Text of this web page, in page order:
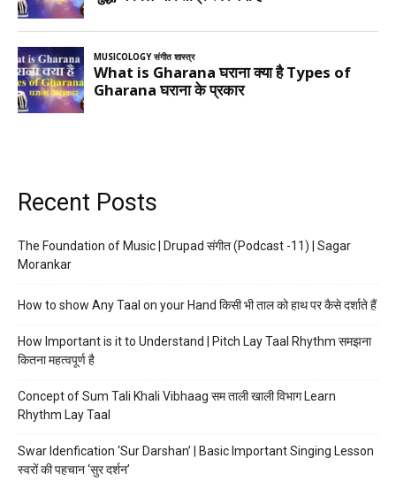
Recent Posts
The Foundation of Music | Drupad संगीत (Podcast -11) | Sagar
Morankar
How to show Any Taal on your Hand किसी भी ताल को हाथ पर कैसे दर्शाते हैं
How Important is it to Understand | Pitch Lay Taal Rhythm समझना
कितना महत्वपूर्ण है
Concept of Sum Tali Khali Vibhaag सम ताली खाली विभाग Learn
Rhythm Lay Taal
Swar Idenfication ‘Sur Darshan’ | Basic Important Singing Lesson
स्वरों की पहचान ‘सुर दर्शन’